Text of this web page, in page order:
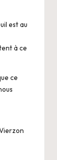
est au
à ce
ce